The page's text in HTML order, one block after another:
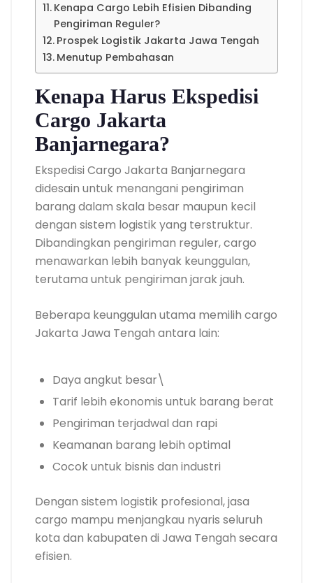
Kenapa Cargo Lebih Efisien Dibanding
Pengiriman Reguler?
Prospek Logistik Jakarta Jawa Tengah
Menutup Pembahasan
Kenapa Harus Ekspedisi
Cargo Jakarta
Banjarnegara?
Ekspedisi Cargo Jakarta Banjarnegara
didesain untuk menangani pengiriman
barang dalam skala besar maupun kecil
dengan sistem logistik yang terstruktur.
Dibandingkan pengiriman reguler, cargo
menawarkan lebih banyak keunggulan,
terutama untuk pengiriman jarak jauh.
Beberapa keunggulan utama memilih cargo
Jakarta Jawa Tengah antara lain:
Daya angkut besar\
Tarif lebih ekonomis untuk barang berat
Pengiriman terjadwal dan rapi
Keamanan barang lebih optimal
Cocok untuk bisnis dan industri
Dengan sistem logistik profesional, jasa
cargo mampu menjangkau nyaris seluruh
kota dan kabupaten di Jawa Tengah secara
efisien.